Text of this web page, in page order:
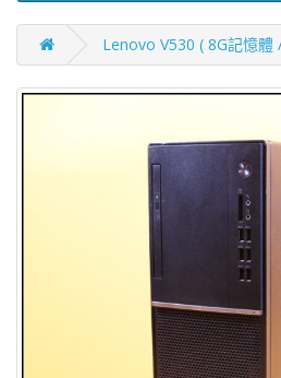
Lenovo V530 ( 8G記憶體